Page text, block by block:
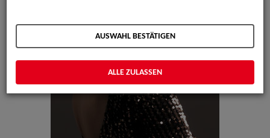
AUSWAHL BESTÄTIGEN
ALLE ZULASSEN